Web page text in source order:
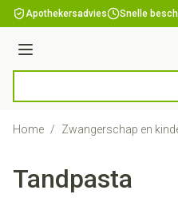
Ga naar de inhoud
Apothekersadvies Snelle
Menu
Home / Zwangerschap en
Tandpasta